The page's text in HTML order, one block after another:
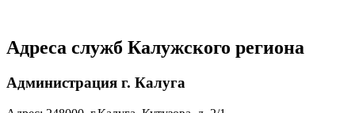
Адреса служб Калужского региона
Администрация г. Калуга